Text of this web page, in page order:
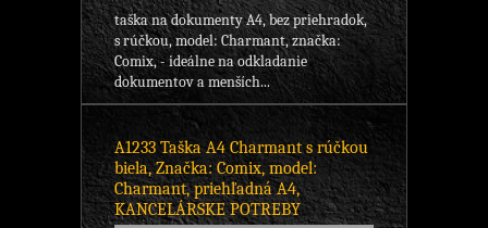
taška na dokumenty A4, bez priehradok,
s rúčkou, model: Charmant, značka:
Comix, - ideálne na odkladanie
dokumentov a menších...
A1233 Taška A4 Charmant s rúčkou
biela, Značka: Comix, model:
Charmant, priehľadná A4,
KANCELÁRSKE POTREBY